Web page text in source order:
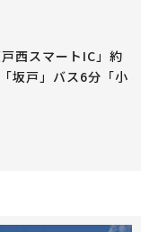
西スマートIC」約
坂戸」バス6分「小